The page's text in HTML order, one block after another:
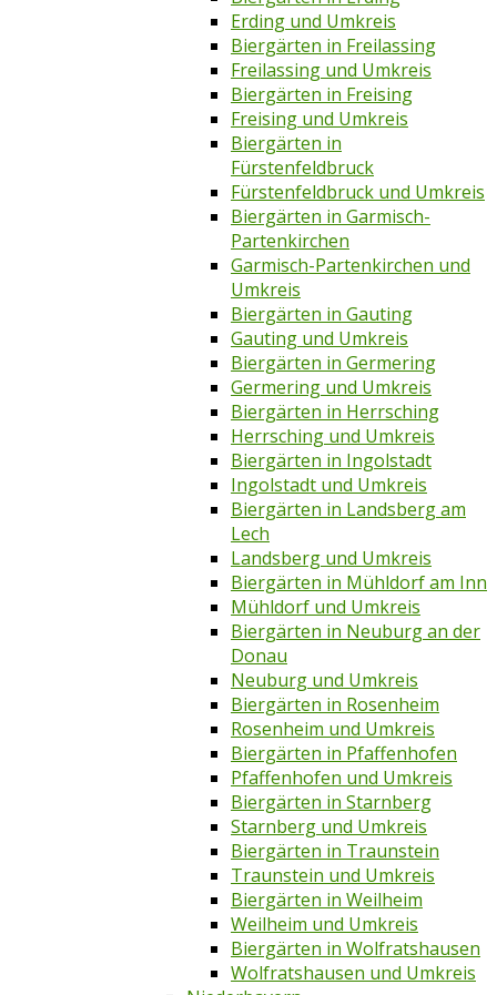
Erding und Umkreis
Biergärten in Freilassing
Freilassing und Umkreis
Biergärten in Freising
Freising und Umkreis
Biergärten in
Fürstenfeldbruck
Fürstenfeldbruck und Umkreis
Biergärten in Garmisch-
Partenkirchen
Garmisch-Partenkirchen und
Umkreis
Biergärten in Gauting
Gauting und Umkreis
Biergärten in Germering
Germering und Umkreis
Biergärten in Herrsching
Herrsching und Umkreis
Biergärten in Ingolstadt
Ingolstadt und Umkreis
Biergärten in Landsberg am
Lech
Landsberg und Umkreis
Biergärten in Mühldorf am Inn
Mühldorf und Umkreis
Biergärten in Neuburg an der
Donau
Neuburg und Umkreis
Biergärten in Rosenheim
Rosenheim und Umkreis
Biergärten in Pfaffenhofen
Pfaffenhofen und Umkreis
Biergärten in Starnberg
Starnberg und Umkreis
Biergärten in Traunstein
Traunstein und Umkreis
Biergärten in Weilheim
Weilheim und Umkreis
Biergärten in Wolfratshausen
Wolfratshausen und Umkreis